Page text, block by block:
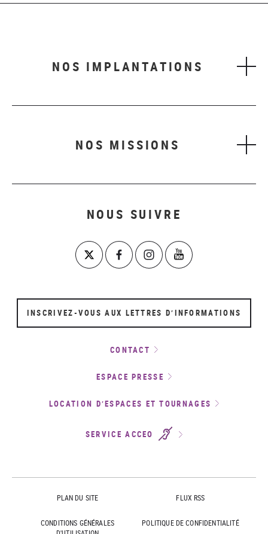
NOS IMPLANTATIONS
NOS MISSIONS
NOUS SUIVRE
INSCRIVEZ-VOUS AUX LETTRES D’INFORMATIONS
CONTACT
ESPACE PRESSE
LOCATION D’ESPACES ET TOURNAGES
SERVICE ACCEO
PLAN DU SITE FLUX RSS
CONDITIONS GÉNÉRALES
POLITIQUE DE CONFIDENTIALITÉ